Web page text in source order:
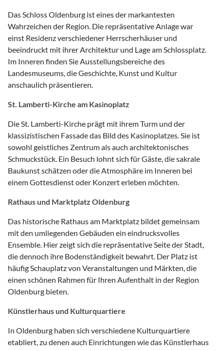
Das Schloss Oldenburg ist eines der markantesten
Wahrzeichen der Region. Die repräsentative Anlage war
einst Residenz verschiedener Herrscherhäuser und
beeindruckt mit ihrer Architektur und Lage am Schlossplatz.
Im Inneren finden Sie Ausstellungsbereiche des
Landesmuseums, die Geschichte, Kunst und Kultur
anschaulich präsentieren.
St. Lamberti-Kirche am Kasinoplatz
Die St. Lamberti-Kirche prägt mit ihrem Turm und der
klassizistischen Fassade das Bild des Kasinoplatzes. Sie ist
sowohl geistliches Zentrum als auch architektonisches
Schmuckstück. Ein Besuch lohnt sich für Gäste, die sakrale
Baukunst schätzen oder die Atmosphäre im Inneren bei
einem Gottesdienst oder Konzert erleben möchten.
Rathaus und Marktplatz Oldenburg
Das historische Rathaus am Marktplatz bildet gemeinsam
mit den umliegenden Gebäuden ein eindrucksvolles
Ensemble. Hier zeigt sich die repräsentative Seite der Stadt,
die dennoch ihre Bodenständigkeit bewahrt. Der Platz ist
häufig Schauplatz von Veranstaltungen und Märkten, die
einen schönen Rahmen für Ihren Aufenthalt in der Region
Oldenburg bieten.
Künstlerhaus und Kulturquartiere
In Oldenburg haben sich verschiedene Kulturquartiere
etabliert, zu denen auch Einrichtungen wie das Künstlerhaus